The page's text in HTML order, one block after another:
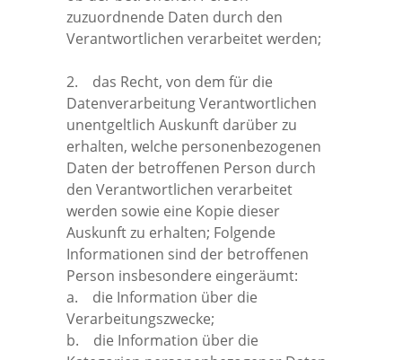
zuzuordnende Daten durch den
Verantwortlichen verarbeitet werden;
2. das Recht, von dem für die
Datenverarbeitung Verantwortlichen
unentgeltlich Auskunft darüber zu
erhalten, welche personenbezogenen
Daten der betroffenen Person durch
den Verantwortlichen verarbeitet
werden sowie eine Kopie dieser
Auskunft zu erhalten; Folgende
Informationen sind der betroffenen
Person insbesondere eingeräumt:
a. die Information über die
Verarbeitungszwecke;
b. die Information über die